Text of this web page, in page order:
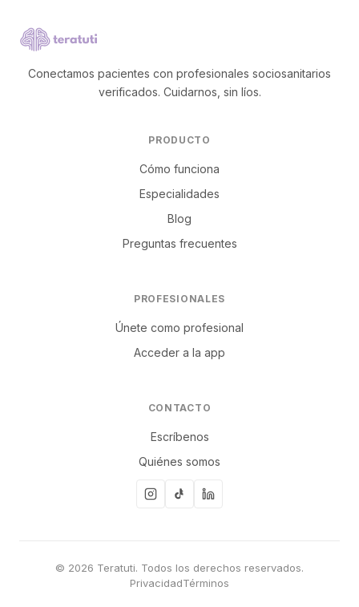
Conectamos pacientes con profesionales sociosanitarios
verificados. Cuidarnos, sin líos.
PRODUCTO
Cómo funciona
Especialidades
Blog
Preguntas frecuentes
PROFESIONALES
Únete como profesional
Acceder a la app
CONTACTO
Escríbenos
Quiénes somos
© 2026 Teratuti. Todos los derechos reservados.
PrivacidadTérminos